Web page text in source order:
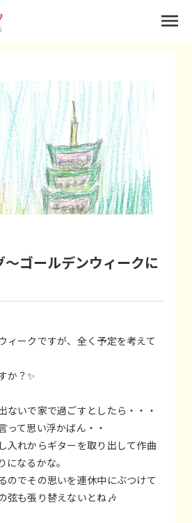
ゴールデンウィークに
ィークですが、全く予定を考えて
か？✨
ないで家で過ごすとしたら・・・
って思い浮かばん・・
入れからギターを取り出して作曲
なるかな。
のでその思いを連休中にぶつけて
弦も張り替えないとね🎶
menu